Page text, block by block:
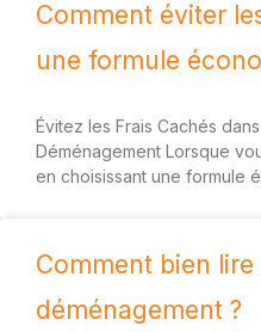
Comment éviter
une formule
Évitez les Frais Cachés
Déménagement Lorsque
en choisissant une formule
Comment bien
déménagement ?